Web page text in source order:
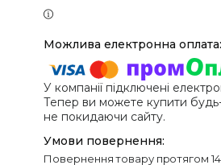
У компанії підключені
Тепер ви можете купити
не покидаючи сайту.
повернення товару протягом 14